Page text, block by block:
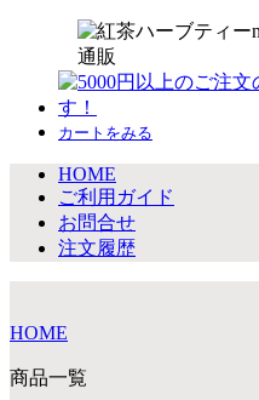
カートをみる
HOME
ご利用ガイド
お問合せ
注文履歴
HOME
商品一覧